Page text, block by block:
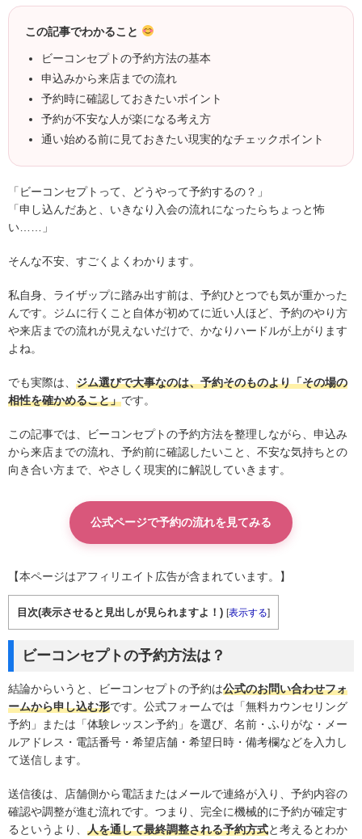
この記事でわかること
ビーコンセプトの予約方法の基本
申込みから来店までの流れ
予約時に確認しておきたいポイント
予約が不安な人が楽になる考え方
通い始める前に見ておきたい現実的なチェックポイント
「ビーコンセプトって、どうやって予約するの？」
「申し込んだあと、いきなり入会の流れになったらちょっと怖
い……」
そんな不安、すごくよくわかります。
私自身、ライザップに踏み出す前は、予約ひとつでも気が重かった
んです。ジムに行くこと自体が初めてに近い人ほど、予約のやり方
や来店までの流れが見えないだけで、かなりハードルが上がります
よね。
でも実際は、 ジム選びで大事なのは、予約そのものより「その場の
相性を確かめること」です。
この記事では、ビーコンセプトの予約方法を整理しながら、申込み
から来店までの流れ、予約前に確認したいこと、不安な気持ちとの
向き合い方まで、やさしく現実的に解説していきます。
公式ページで予約の流れを見てみる
【本ページはアフィリエイト広告が含まれています。】
目次(表示させると見出しが見られますよ！) [表示する]
ビーコンセプトの予約方法は？
結論からいうと、ビーコンセプトの予約は公式のお問い合わせフォ
ームから申し込む形です。公式フォームでは「無料カウンセリング
予約」または「体験レッスン予約」を選び、名前・ふりがな・メー
ルアドレス・電話番号・希望店舗・希望日時・備考欄などを入力し
て送信します。
送信後は、店舗側から電話またはメールで連絡が入り、予約内容の
確認や調整が進む流れです。つまり、完全に機械的に予約が確定す
るというより、 人を通して最終調整される予約方式と考えるとわか